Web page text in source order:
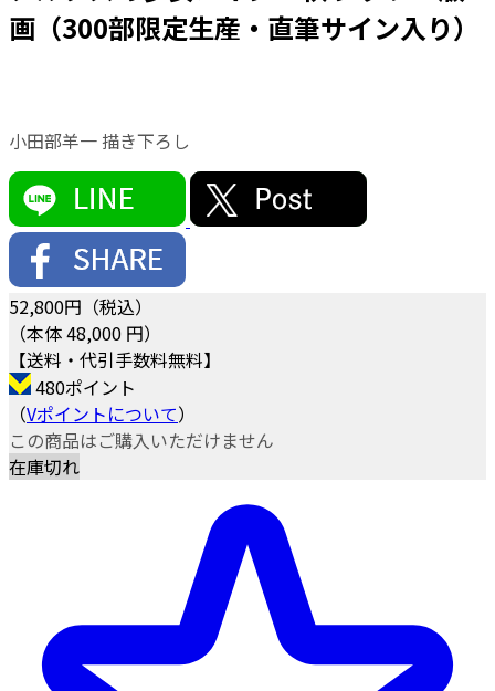
画（300部限定生産・直筆サイン入り）
小田部羊一 描き下ろし
52,800円（税込）
（本体 48,000 円）
【送料・代引手数料無料】
480ポイント
（Vポイントについて）
この商品はご購入いただけません
在庫切れ